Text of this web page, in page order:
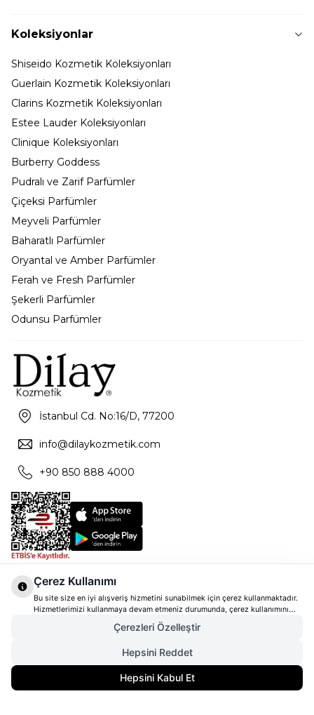
2.850,00TL
2.280,00
Koleksiyonlar
Shiseido Kozmetik Koleksiyonları
Guerlain Kozmetik Koleksiyonları
Clarins Kozmetik Koleksiyonları
Estee Lauder Koleksiyonları
Clinique Koleksiyonları
Burberry Goddess
Pudralı ve Zarif Parfümler
Çiçeksi Parfümler
Meyveli Parfümler
Baharatlı Parfümler
Oryantal ve Amber Parfümler
Ferah ve Fresh Parfümler
Şekerli Parfümler
Odunsu Parfümler
İstanbul Cd. No:16/D, 77200
info@dilaykozmetik.com
+90 850 888 4000
Çerez Kullanımı
Bu site size en iyi alışveriş hizmetini sunabilmek için çerez kullanmaktadır.
Hizmetlerimizi kullanmaya devam etmeniz durumunda, çerez kullanımını
kabul ettiğinizi varsayacağız. Çerezler hakkında daha fazla bilgi ve nasıl
reddedeceğinizi öğrenmek içintıklayınız
Çerezleri Özelleştir
Hepsini Reddet
Hepsini Kabul Et